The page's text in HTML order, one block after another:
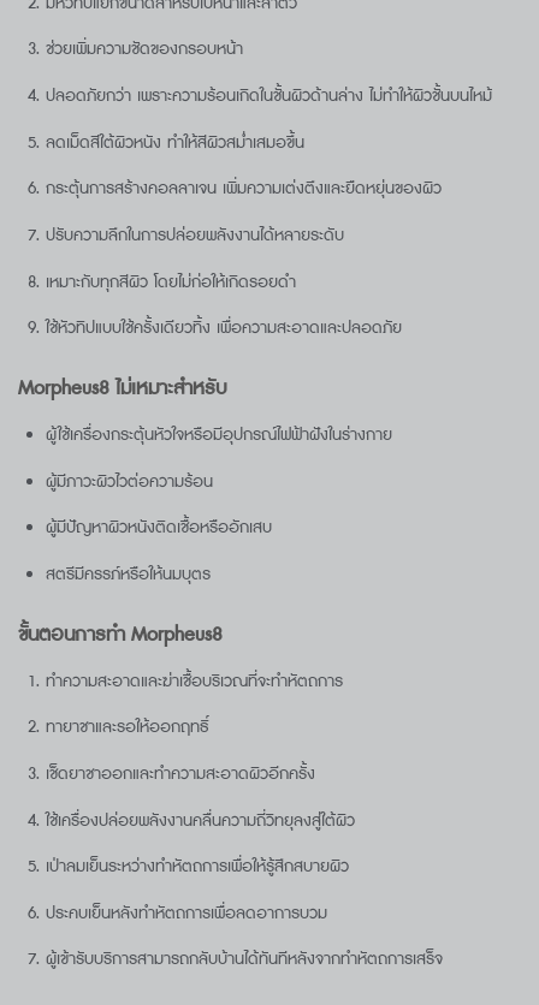
ช่วยเพิ่มความชัดของกรอบหน้า
ปลอดภัยกว่า เพราะความร้อนเกิดในชั้นผิวด้านล่าง ไม่ทำให้ผิวชั้นบนไหม้
ลดเม็ดสีใต้ผิวหนัง ทำให้สีผิวสม่ำเสมอขึ้น
กระตุ้นการสร้างคอลลาเจน เพิ่มความเต่งตึงและยืดหยุ่นของผิว
ปรับความลึกในการปล่อยพลังงานได้หลายระดับ
เหมาะกับทุกสีผิว โดยไม่ก่อให้เกิดรอยดำ
ใช้หัวทิปแบบใช้ครั้งเดียวทิ้ง เพื่อความสะอาดและปลอดภัย
Morpheus8 ไม่เหมาะสำหรับ
ผู้ใช้เครื่องกระตุ้นหัวใจหรือมีอุปกรณ์ไฟฟ้าฝังในร่างกาย
ผู้มีภาวะผิวไวต่อความร้อน
ผู้มีปัญหาผิวหนังติดเชื้อหรืออักเสบ
สตรีมีครรภ์หรือให้นมบุตร
ขั้นตอนการทำ Morpheus8
ทำความสะอาดและฆ่าเชื้อบริเวณที่จะทำหัตถการ
ทายาชาและรอให้ออกฤทธิ์
เช็ดยาชาออกและทำความสะอาดผิวอีกครั้ง
ใช้เครื่องปล่อยพลังงานคลื่นความถี่วิทยุลงสู่ใต้ผิว
เป่าลมเย็นระหว่างทำหัตถการเพื่อให้รู้สึกสบายผิว
ประคบเย็นหลังทำหัตถการเพื่อลดอาการบวม
ผู้เข้ารับบริการสามารถกลับบ้านได้ทันทีหลังจากทำหัตถการเสร็จ